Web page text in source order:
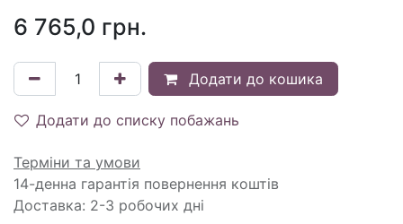
6 765,0 грн.
Додати до кошика
Додати до списку побажань
Терміни та умови
14-денна гарантія повернення коштів
Доставка: 2-3 робочих дні